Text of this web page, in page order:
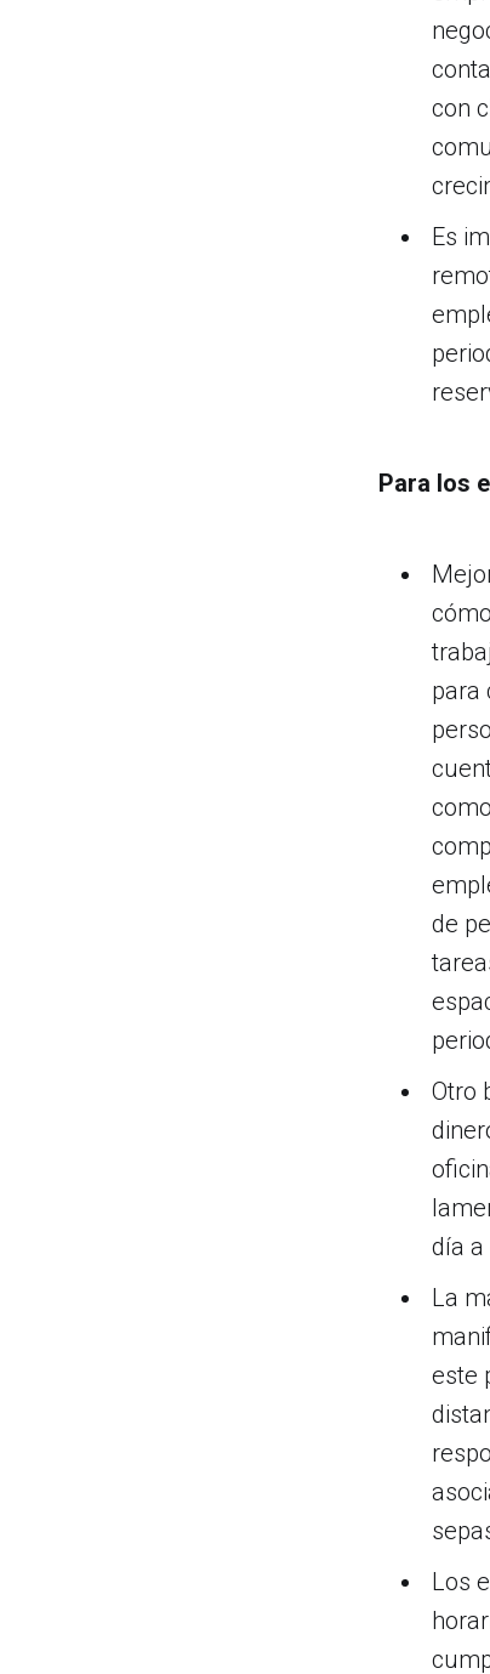
con
Es
Para los
para
de
Otro
día a
La
este
Los